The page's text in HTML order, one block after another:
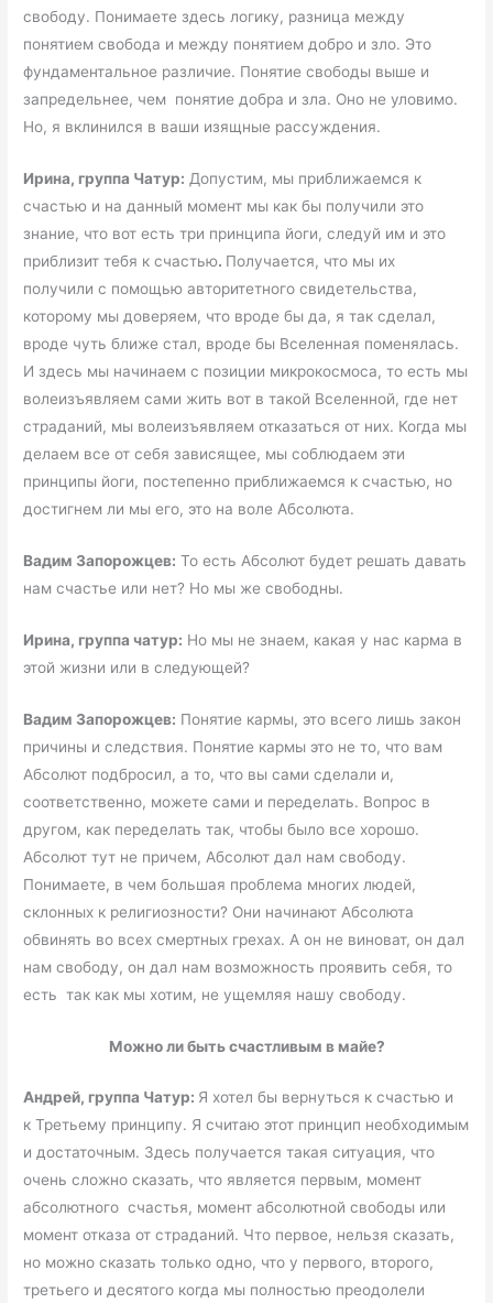
свободу. Понимаете здесь логику, разница между
понятием свобода и между понятием добро и зло. Это
фундаментальное различие. Понятие свободы выше и
запредельнее, чем понятие добра и зла. Оно не уловимо.
Но, я вклинился в ваши изящные рассуждения.
Ирина, группа Чатур: Допустим, мы приближаемся к
счастью и на данный момент мы как бы получили это
знание, что вот есть три принципа йоги, следуй им и это
приблизит тебя к счастью. Получается, что мы их
получили с помощью авторитетного свидетельства,
которому мы доверяем, что вроде бы да, я так сделал,
вроде чуть ближе стал, вроде бы Вселенная поменялась.
И здесь мы начинаем с позиции микрокосмоса, то есть мы
волеизъявляем сами жить вот в такой Вселенной, где нет
страданий, мы волеизъявляем отказаться от них. Когда мы
делаем все от себя зависящее, мы соблюдаем эти
принципы йоги, постепенно приближаемся к счастью, но
достигнем ли мы его, это на воле Абсолюта.
Вадим Запорожцев: То есть Абсолют будет решать давать
нам счастье или нет? Но мы же свободны.
Ирина, группа чатур: Но мы не знаем, какая у нас карма в
этой жизни или в следующей?
Вадим Запорожцев: Понятие кармы, это всего лишь закон
причины и следствия. Понятие кармы это не то, что вам
Абсолют подбросил, а то, что вы сами сделали и,
соответственно, можете сами и переделать. Вопрос в
другом, как переделать так, чтобы было все хорошо.
Абсолют тут не причем, Абсолют дал нам свободу.
Понимаете, в чем большая проблема многих людей,
склонных к религиозности? Они начинают Абсолюта
обвинять во всех смертных грехах. А он не виноват, он дал
нам свободу, он дал нам возможность проявить себя, то
есть так как мы хотим, не ущемляя нашу свободу.
Можно ли быть счастливым в майе?
Андрей, группа Чатур: Я хотел бы вернуться к счастью и
к Третьему принципу. Я считаю этот принцип необходимым
и достаточным. Здесь получается такая ситуация, что
очень сложно сказать, что является первым, момент
абсолютного счастья, момент абсолютной свободы или
момент отказа от страданий. Что первое, нельзя сказать,
но можно сказать только одно, что у первого, второго,
третьего и десятого когда мы полностью преодолели